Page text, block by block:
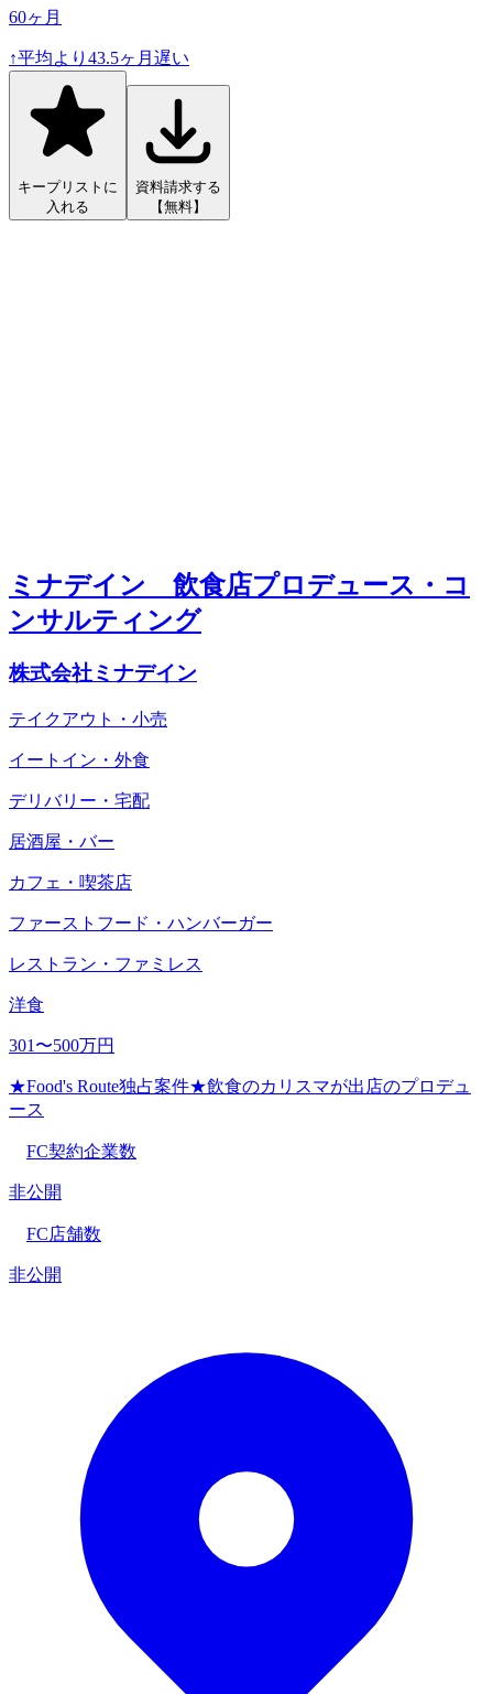
60ヶ月
↑平均より 43.5ヶ月遅い
キープリストに
入れる
資料請求する
【無料】
ミナデイン 飲食店プロデュース・コ
ンサルティング
株式会社ミナデイン
テイクアウト・小売
イートイン・外食
デリバリー・宅配
居酒屋・バー
カフェ・喫茶店
ファーストフード・ハンバーガー
レストラン・ファミレス
洋食
301〜500万円
★Food's Route独占案件★飲食のカリスマが出店のプロデュ
ース
FC契約企業数
非公開
FC店舗数
非公開